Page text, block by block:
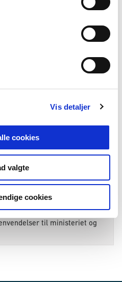
Vis detaljer
cookies
valgte
cookies
+45 61 98 32 90 (kan ikke
til ministeriet og